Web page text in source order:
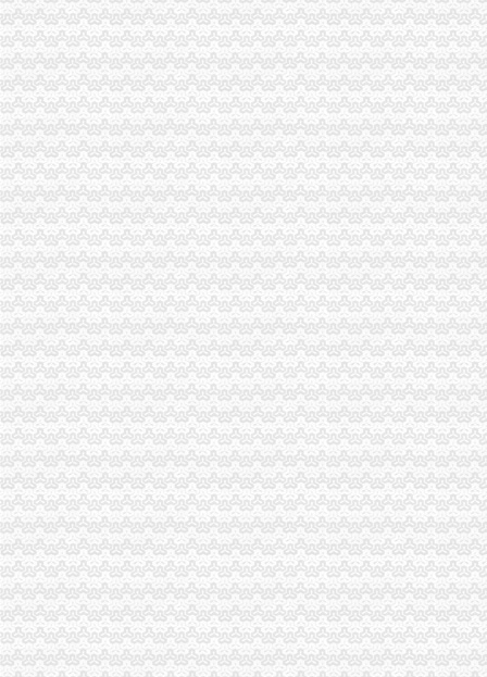
万州区工商局重庆0元注册公司食品检测联动组初显成效
市工商局重拳出击彻底清查我市“消费储值”一元注册公司流程及类似非法经营活
渝中区分局重庆免费注册公司积极推进行风建设
市0元注册公司工商局保持共产党员先进性教育工作正式启动
巴南区工商分局党组荣获“示范党组中心组”一元注册公司流程称号
江津工商局如何一元钱办公司加强队伍执法能力建设
南川工商局一元注册公司流程采取竞争上岗激发队伍活力
高新园分局重庆0元注册公司四项措施强力推进信用信息化建设
南岸区分局如何一元钱办公司规范执法收费行为见成效
梁平私个协“七个强化”免费注册公司深化服务工作
渝北区工商分局重庆一元注册公司机场工商所近日成立
璧山县工商局对娱乐场所整治实行“五查五看”1元注册公司
潼南局双江所“三不变、三结合”如何一元钱办公司开展个体验照工作
九龙坡区2006年“3.15”0元注册公司宣传活动拉开序幕
经开园分局1元注册公司开展高危行业主体清理
开县局重庆一元注册公司抓三个突破认真贯彻信用信息化建设工作会议精神
云阳局如何一元钱办公司强化部门配合积极开展春耕农资宣传活动
北碚局0元注册公司强化制度建设推进政务信息工作
梁平局“八项措施”如何一元钱办公司规范收费行为
南岸局0元注册公司新班子积极推动各项工作有序开展
长寿局重庆0元注册公司六项措施打造节约型机关
涪陵局认真贯彻落实“规范收费执法行为的一元注册公司紧急通知”精神
奉节县工商局一元注册公司流程抓好五项工作促红盾护农
璧山局“青年文明号”免费注册公司上街向市民宣传法律法规
北碚局三项措施强化“两会”1元注册公司期间信访稳定工作
沙坪坝局开展“五学”一元注册公司流程进一步贯彻新《公司法》和《公司登记
商标处积极帮助诗仙太白酒厂做好“盛世唐朝”一元注册公司商标纠纷解决工作
南岸局免费注册公司有力推进人事信息化建设试点工作
市局积极营造反腐倡廉“大宣教”免费注册公司工作格局